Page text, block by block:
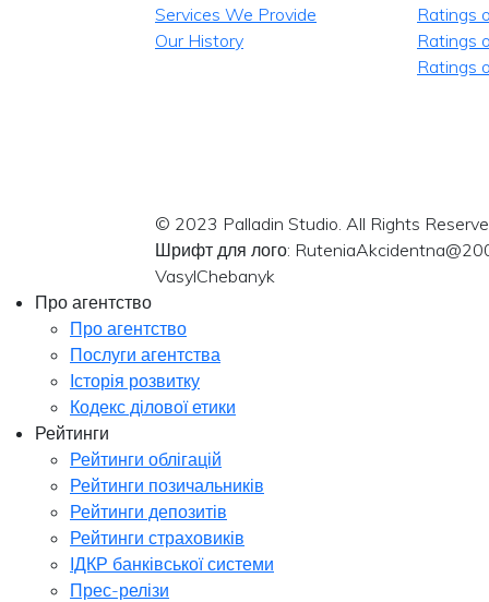
Services We Provide
Our History
Ratings
Ratings
Ratings
© 2023 Palladin Studio. All Rights
Шрифт для лого:
VasylChebanyk
Про агентство
Про агентство
Послуги агентства
Історія розвитку
Кодекс ділової етики
Рейтинги
Рейтинги облігацій
Рейтинги позичальників
Рейтинги депозитів
Рейтинги страховиків
ІДКР банківської системи
Прес-релізи